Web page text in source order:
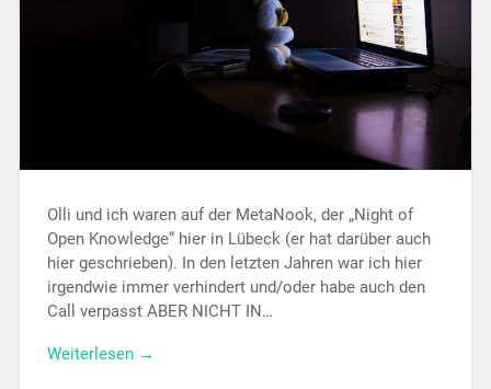
Olli und ich waren auf der MetaNook, der „Night of
Open Knowledge“ hier in Lübeck (er hat darüber auch
hier geschrieben). In den letzten Jahren war ich hier
irgendwie immer verhindert und/oder habe auch den
Call verpasst ABER NICHT IN…
Weiterlesen →